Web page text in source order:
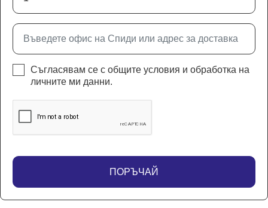
Съгласявам се с общите условия и обработка на
личните ми данни.
ПОРЪЧАЙ